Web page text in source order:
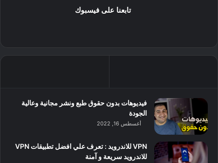
تابعنا على فيسبوك
فيديوهات بدون حقوق طبع ونشر مجانية وعالية
الجودة
أغسطس 16, 2022
VPN للاندرويد : تعرف علي افضل تطبيقات VPN
للاندرويد سريعة و آمنة